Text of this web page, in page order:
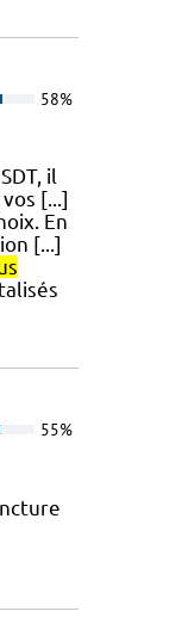
58%
il
[...]
En
[...]
55%